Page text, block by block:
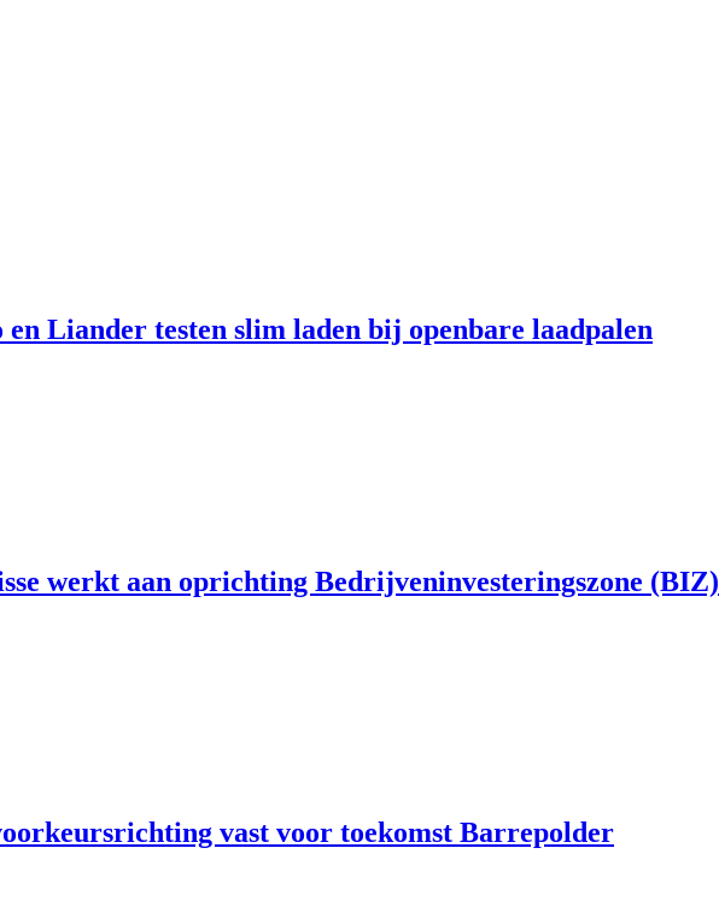
Liander testen slim laden bij openbare laadpalen
werkt aan oprichting Bedrijveninvesteringszone (BIZ)
vast voor toekomst Barrepolder